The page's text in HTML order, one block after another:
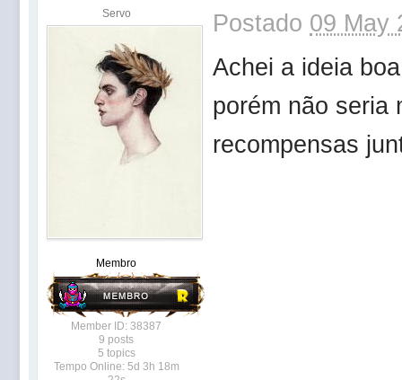
Servo
Membro
Member ID: 38387
9 posts
5 topics
Tempo Online: 5d 3h 18m
Postado 09 May
Achei a ideia
porém não seria
recompensas